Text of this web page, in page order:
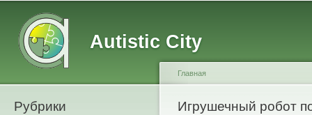
Autistic City
Рубрики You are here
Главная
Игрушечный робот